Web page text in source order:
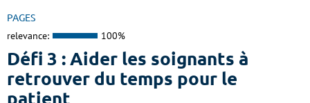
PAGES
relevance: 100%
Défi 3 : Aider les soignants à
retrouver du temps pour le
patient